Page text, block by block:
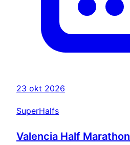
23 okt 2026
SuperHalfs
Valencia Half Marathon